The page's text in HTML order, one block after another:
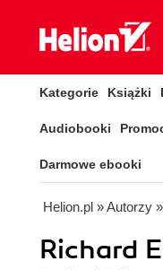
Kategorie Książki
Audiobooki
Darmowe ebooki
Helion.pl » Autorzy
Richard